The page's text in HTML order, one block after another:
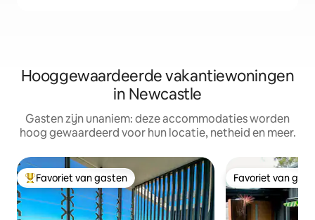
Hooggewaardeerde vakantiewoningen
in Newcastle
Gasten zijn unaniem: deze accommodaties worden
hoog gewaardeerd voor hun locatie, netheid en meer.
Topfavoriet van gasten
Favoriet van gasten Favoriet van
Favoriet van